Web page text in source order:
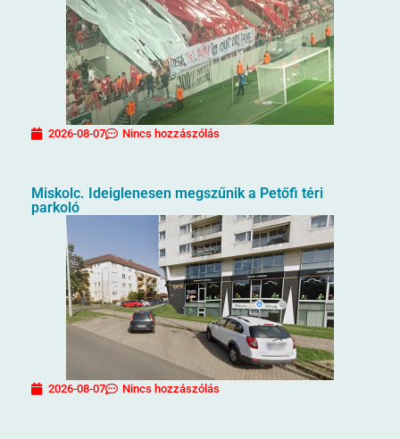
2026-08-07 Nincs hozzászólás
Miskolc. Ideiglenesen megszűnik a Petőfi téri
parkoló
2026-08-07 Nincs hozzászólás